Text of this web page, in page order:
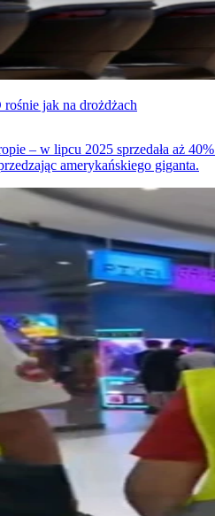
jak na drożdżach
– w lipcu 2025 sprzedała aż
amerykańskiego giganta.